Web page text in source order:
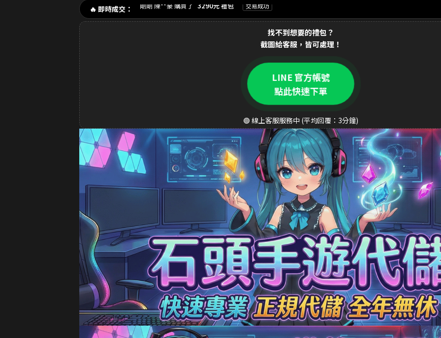
🔥 即時成交： 剛剛 p**e_9 購買了 170元 新手禮包 交易成功
交易成功
交易成功
交易成功
3290元 禮包 交易成功
8分鐘前 S**ea 購買了 3290元 禮包 交易成功
9分鐘前 吳**宏 購買了 1690元 豪華禮包 交易成功
10分鐘前 m**ky 購買了 33元 銅板禮包 交易成功
990元 成長禮包 交易成功
15分鐘前 J**son 購買了 3290元 禮包 交易成功
18分鐘前 劉**瑄 購買了 170元 限時禮包 交易成功
20分鐘前 T**y_L 購買了 2990元 節日禮包 交易成功
22分鐘前 蔡**文 購買了 33元 銅板禮包 交易成功
25分鐘前 H**nry 購買了 490元 特惠禮包 交易成功
28分鐘前 黃**傑 購買了 1690元 禮包 交易成功
找不到想要的禮包？
截圖給客服，皆可處理！
LINE 官方帳號
點此快速下單
🟢 線上客服服務中 (平均回覆：3分鐘)